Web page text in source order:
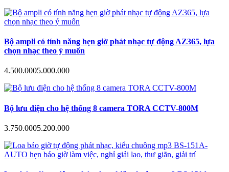
Bộ ampli có tính năng hẹn giờ phát nhạc tự động AZ365, lựa
chọn nhạc theo ý muốn
4.500.0005.000.000
Bộ lưu điện cho hệ thống 8 camera TORA CCTV-800M
3.750.0005.200.000